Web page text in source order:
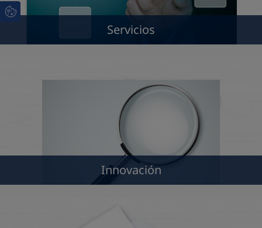
Servicios
Innovación